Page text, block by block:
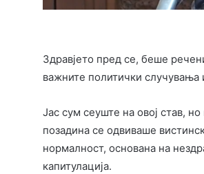
Здравјето пред се, беше
важните политички случувања
Јас сум сеуште на овој став,
позадина се одвиваше
нормалност, основана на
капитулација.